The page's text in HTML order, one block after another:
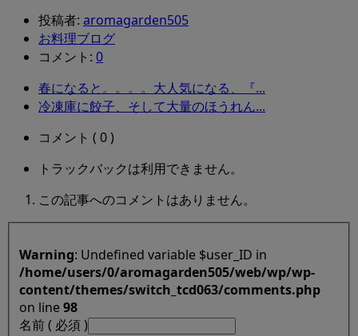
投稿者: aromagarden505
お料理ブログ
コメント: 0
春になると。。。。大人気になる、『...
冷凍庫に餃子、そして大量のほうれん...
コメント ( 0 )
トラックバックは利用できません。
この記事へのコメントはありません。
Warning : Undefined variable $user_ID in
/home/users/0/aromagarden505/web/wp/wp-
content/themes/switch_tcd063/comments.php
on line98
名前 ( 必須 )